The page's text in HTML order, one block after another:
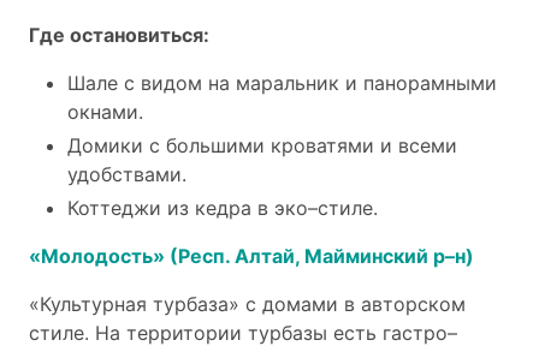
Где остановиться:
Шале с видом на маральник и панорамными
окнами.
Домики с большими кроватями и всеми
удобствами.
Коттеджи из кедра в эко–стиле.
«Молодость» (Респ. Алтай, Майминский р–н)
«Культурная турбаза» с домами в авторском
стиле. На территории турбазы есть гастро–